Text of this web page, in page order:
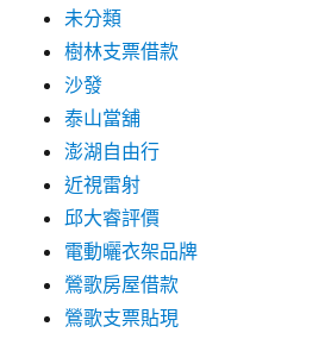
未分類
樹林支票借款
沙發
泰山當舖
澎湖自由行
近視雷射
邱大睿評價
電動曬衣架品牌
鶯歌房屋借款
鶯歌支票貼現